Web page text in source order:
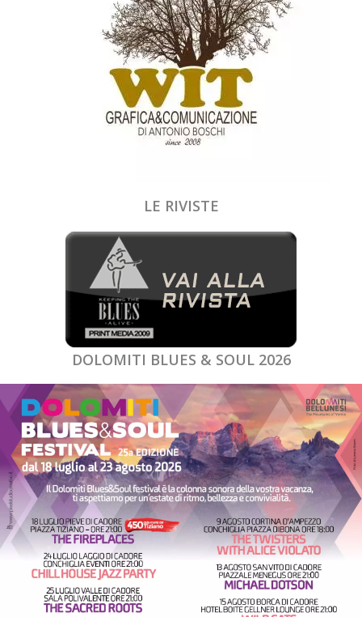
LE RIVISTE
DOLOMITI BLUES & SOUL 2026